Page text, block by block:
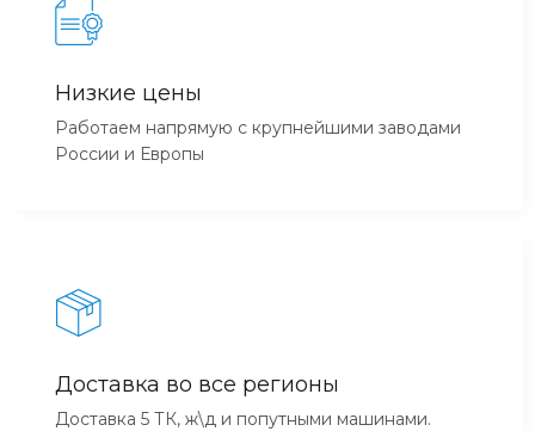
Низкие цены
Работаем напрямую с крупнейшими заводами
России и Европы
Доставка во все регионы
Доставка 5 ТК, ж\д и попутными машинами.